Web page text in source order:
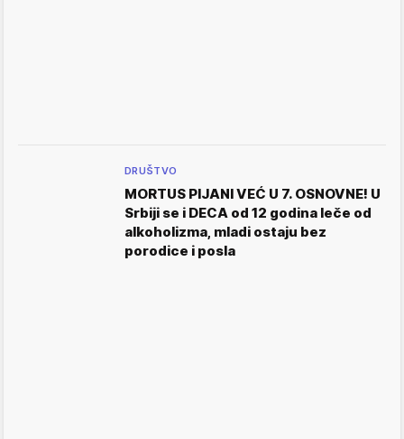
DRUŠTVO
MORTUS PIJANI VEĆ U 7. OSNOVNE! U
Srbiji se i DECA od 12 godina leče od
alkoholizma, mladi ostaju bez
porodice i posla